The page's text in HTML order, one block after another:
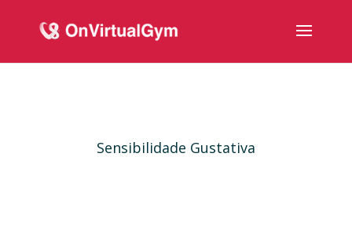
Sensibilidade Gustativa